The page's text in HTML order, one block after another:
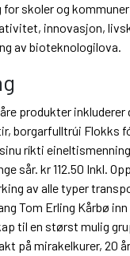
skoler og
innovasjon,
av bioteknologilova.
produkter
borgarfulltrúi
ríkti
sår. kr 112.50 Inkl.
av alle typer
Tom Erling Kårbø
til en størst mulig
på mirakelkur­er, 20